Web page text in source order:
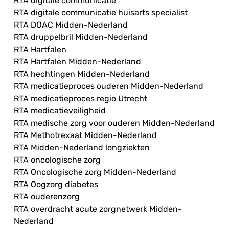
RTA digitale communicatie huisarts specialist
RTA DOAC Midden-Nederland
RTA druppelbril Midden-Nederland
RTA Hartfalen
RTA Hartfalen Midden-Nederland
RTA hechtingen Midden-Nederland
RTA medicatieproces ouderen Midden-Nederland
RTA medicatieproces regio Utrecht
RTA medicatieveiligheid
RTA medische zorg voor ouderen Midden-Nederland
RTA Methotrexaat Midden-Nederland
RTA Midden-Nederland longziekten
RTA oncologische zorg
RTA Oncologische zorg Midden-Nederland
RTA Oogzorg diabetes
RTA ouderenzorg
RTA overdracht acute zorgnetwerk Midden-
Nederland